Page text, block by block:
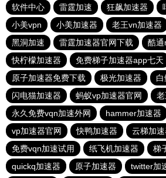
软件中心
雷霆加速 狂飙加速器
小美vpn
小美加速器 老王vn加速器
黑洞加速
雷霆加速器官网下载
酷通
快柠檬加速器
免费梯子加速器app七天
原子加速器免费下载
极光加速器
闪电猫加速器
蚂蚁vp加速器官网
永久免费vqn加速外网
hammer加速器
vp加速器官网
快鸭加速器 云梯加速
免费vqn加速试用
纸飞机加速器
梯
quickq加速器
原子加速器 twitter加